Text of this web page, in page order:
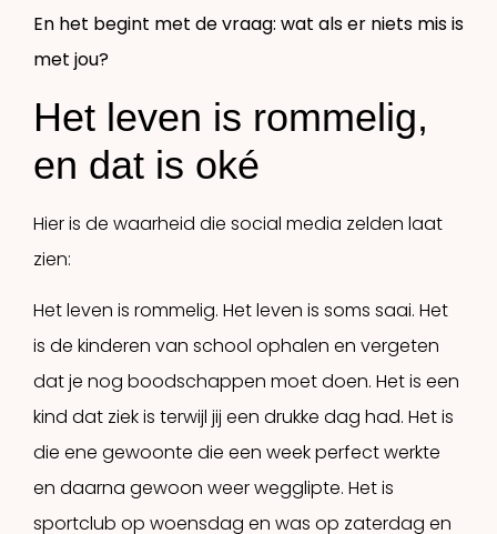
En het begint met de vraag: wat als er niets mis is
met jou?
Het leven is rommelig,
en dat is oké
Hier is de waarheid die social media zelden laat
zien:
Het leven is rommelig. Het leven is soms saai. Het
is de kinderen van school ophalen en vergeten
dat je nog boodschappen moet doen. Het is een
kind dat ziek is terwijl jij een drukke dag had. Het is
die ene gewoonte die een week perfect werkte
en daarna gewoon weer wegglipte. Het is
sportclub op woensdag en was op zaterdag en